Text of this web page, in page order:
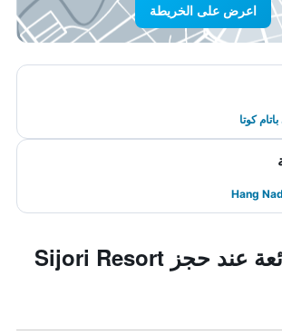
اعرض على الخريطة
كوتا
الأسئلة الشائعة عند حجز Sijori Resort